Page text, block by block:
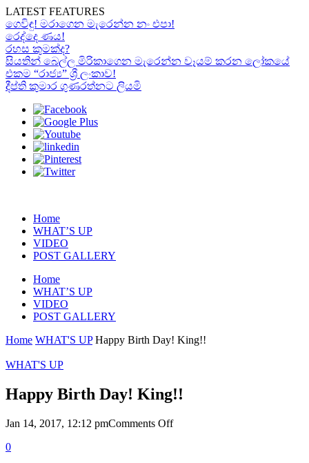
LATEST FEATURES
ගෙවිඳු! මරාගෙන මැරෙන්න නං එපා!
රෙද්දෙ ණය!
රහස කුමක්ද?
සියතින් බෙල්ල මිරිකාගෙන මැරෙන්න වෑයම් කරන ලෝකයේ
එකම “රාජ්‍ය” ශ්‍රී ලංකාව!
දීප්ති කුමාර ගුණරත්නට ලියමි
Home
WHAT’S UP
VIDEO
POST GALLERY
Home
WHAT’S UP
VIDEO
POST GALLERY
Home WHAT'S UP Happy Birth Day! King!!
WHAT'S UP
Happy Birth Day! King!!
Jan 14, 2017, 12:12 pmComments Offon
0